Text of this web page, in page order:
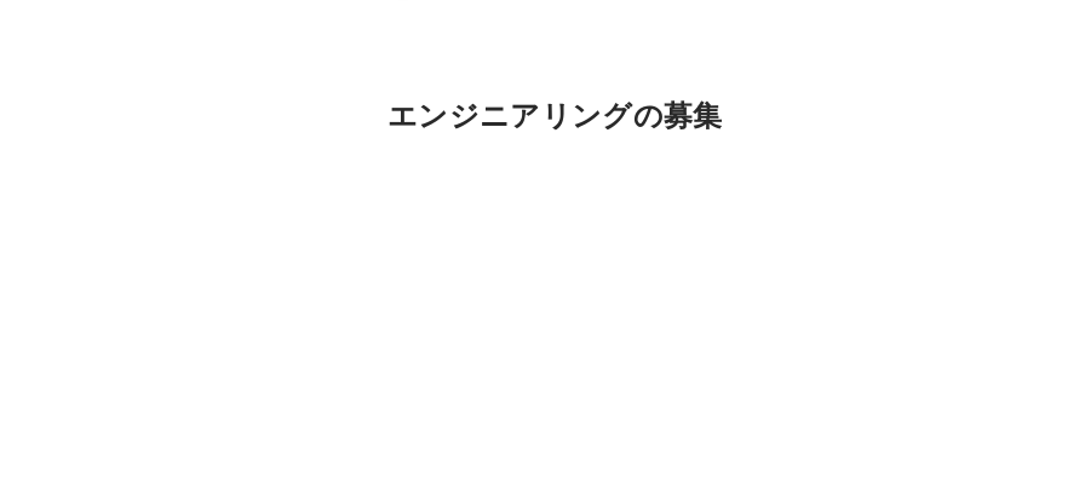
エンジニアリングの募集